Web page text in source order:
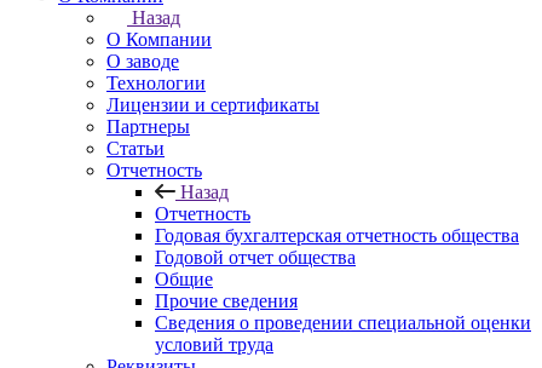
Назад
О Компании
О заводе
Технологии
Лицензии и сертификаты
Партнеры
Статьи
Отчетность
Назад
Отчетность
Годовая бухгалтерская отчетность общества
Годовой отчет общества
Общие
Прочие сведения
Сведения о проведении специальной оценки
условий труда